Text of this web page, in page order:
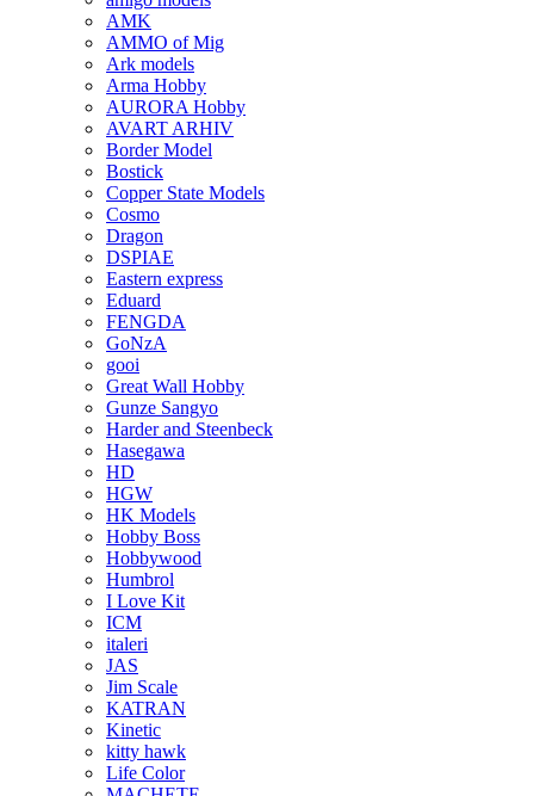
AMK
AMMO of Mig
Ark models
Arma Hobby
AURORA Hobby
AVART ARHIV
Border Model
Bostick
Copper State Models
Cosmo
Dragon
DSPIAE
Eastern express
Eduard
FENGDA
GoNzA
gooi
Great Wall Hobby
Gunze Sangyo
Harder and Steenbeck
Hasegawa
HD
HGW
HK Models
Hobby Boss
Hobbywood
Humbrol
I Love Kit
ICM
italeri
JAS
Jim Scale
KATRAN
Kinetic
kitty hawk
Life Color